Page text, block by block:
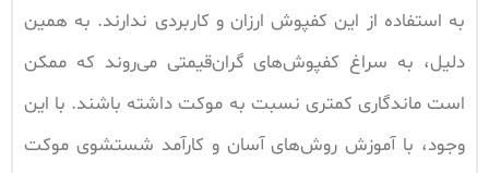
به استفاده از این کفپوش ارزان و کاربردی ندارند. به همین
دلیل، به سراغ کفپوش‌های گران‌قیمتی می‌روند که ممکن
است ماندگاری کمتری نسبت به موکت داشته باشند. با این
وجود، با آموزش روش‌های آسان و کارآمد شستشوی موکت